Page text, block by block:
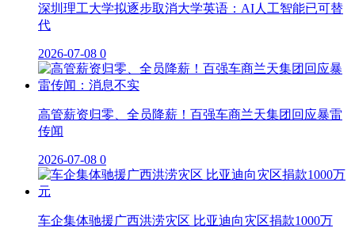
深圳理工大学拟逐步取消大学英语：AI人工智能已可替
代
2026-07-08 0
高管薪资归零、全员降薪！百强车商兰天集团回应暴雷
传闻
2026-07-08 0
车企集体驰援广西洪涝灾区 比亚迪向灾区捐款1000万